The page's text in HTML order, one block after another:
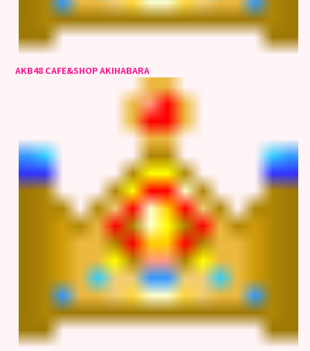
AKB48 CAFE&SHOP AKIHABARA